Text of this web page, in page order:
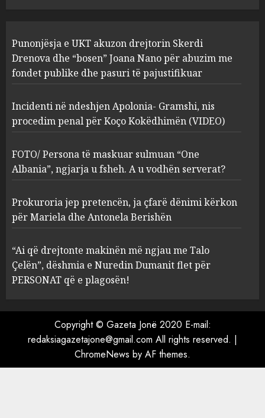
2
Apolonia- Gramshi, nis
procedim penal për Koço
Kokëdhimën (VIDEO)
MARCH 27, 2025
3
FOTO/ Persona të maskuar
sulmuan “One Albania”,
ngjarja u fsheh. A u vodhën
serverat?
MARCH 25, 2025
4
Prokuroria jep pretencën, ja
çfarë dënimi kërkon për
Berishën
MARCH 25, 2025
ngjau me Talo Çelën”,
dëshmia e Nuredin Dumanit
flet për PERSONAT që e
plagosën!
Punonjësja e UKT akuzon drejtorin Skerdi
Drenova dhe “bosen” Joana Nano për abuzim me
fondet publike dhe pasuri të pajustifikuar
Incidenti në ndeshjen Apolonia- Gramshi, nis
procedim penal për Koço Kokëdhimën (VIDEO)
FOTO/ Persona të maskuar sulmuan “One
Albania”, ngjarja u fsheh. A u vodhën serverat?
Prokuroria jep pretencën, ja çfarë dënimi kërkon
për Mariela dhe Antonela Berishën
“Ai që drejtonte makinën më ngjau me Talo
Çelën”, dëshmia e Nuredin Dumanit flet për
PERSONAT që e plagosën!
Copyright © Gazeta Jonë 2020 E-mail:
redaksiagazetajone@gmail.com All rights reserved. |
ChromeNews by AF themes.